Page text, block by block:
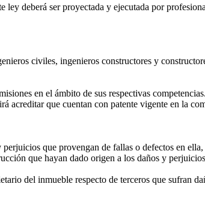
deberá ser proyectada y ejecutada por
civiles, ingenieros constructores y
en el ámbito de sus respectivas competencias.
que cuentan con patente vigente en la
que provengan de fallas o defectos en
que hayan dado origen a los daños y
del inmueble respecto de terceros que sufran